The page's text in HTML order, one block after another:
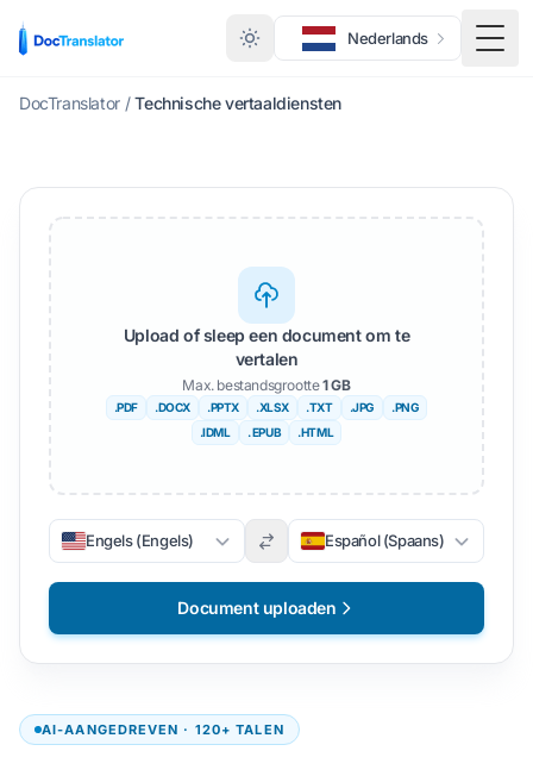
Nederlands
DocTranslator / Technische vertaaldiensten
AI-AANGEDREVEN · 120+ TALEN
Upload of sleep een document om te
vertalen
Max. bestandsgrootte1 GB
.PDF .DOCX .PPTX .XLSX .TXT .JPG
.PNG
.IDML
. EPUB .HTML
Engels (Engels) Español (Spaans)
Document uploaden